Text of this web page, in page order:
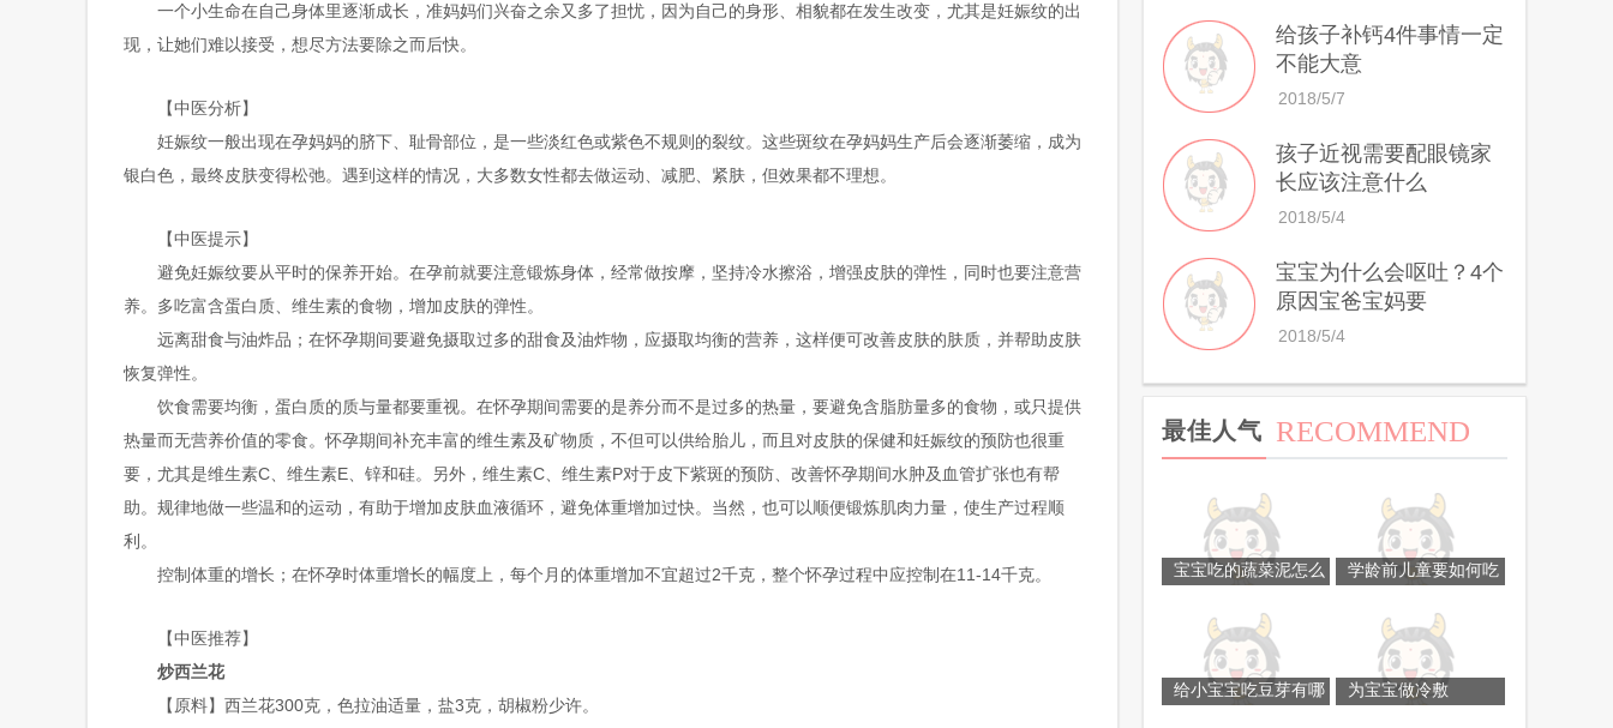
一个小生命在自己身体里逐渐成长，准妈妈们兴奋之余又多了担忧，因为自己的身形、相貌都在发生改变，尤其是妊娠纹的出
现，让她们难以接受，想尽方法要除之而后快。
【中医分析】
妊娠纹一般出现在孕妈妈的脐下、耻骨部位，是一些淡红色或紫色不规则的裂纹。这些斑纹在孕妈妈生产后会逐渐萎缩，成为
银白色，最终皮肤变得松弛。遇到这样的情况，大多数女性都去做运动、减肥、紧肤，但效果都不理想。
【中医提示】
避免妊娠纹要从平时的保养开始。在孕前就要注意锻炼身体，经常做按摩，坚持冷水擦浴，增强皮肤的弹性，同时也要注意营
养。多吃富含蛋白质、维生素的食物，增加皮肤的弹性。
远离甜食与油炸品；在怀孕期间要避免摄取过多的甜食及油炸物，应摄取均衡的营养，这样便可改善皮肤的肤质，并帮助皮肤
恢复弹性。
饮食需要均衡，蛋白质的质与量都要重视。在怀孕期间需要的是养分而不是过多的热量，要避免含脂肪量多的食物，或只提供
热量而无营养价值的零食。怀孕期间补充丰富的维生素及矿物质，不但可以供给胎儿，而且对皮肤的保健和妊娠纹的预防也很重
要，尤其是维生素C、维生素E、锌和硅。另外，维生素C、维生素P对于皮下紫斑的预防、改善怀孕期间水肿及血管扩张也有帮
助。规律地做一些温和的运动，有助于增加皮肤血液循环，避免体重增加过快。当然，也可以顺便锻炼肌肉力量，使生产过程顺
利。
控制体重的增长；在怀孕时体重增长的幅度上，每个月的体重增加不宜超过2千克，整个怀孕过程中应控制在11-14千克。
【中医推荐】
炒西兰花
【原料】西兰花300克，色拉油适量，盐3克，胡椒粉少许。
给孩子补钙4件事情一定
不能大意
2018/5/7
孩子近视需要配眼镜家
长应该注意什么
2018/5/4
宝宝为什么会呕吐？4个
原因宝爸宝妈要
2018/5/4
最佳人气 RECOMMEND
宝宝吃的蔬菜泥怎么 学龄前儿童要如何吃
给小宝宝吃豆芽有哪 为宝宝做冷敷